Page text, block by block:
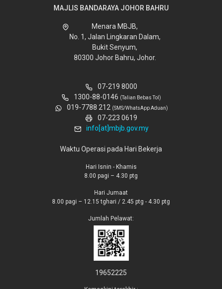
MAJLIS BANDARAYA JOHOR BAHRU
Menara MBJB,
No. 1, Jalan Lingkaran Dalam,
Bukit Senyum,
80300 Johor Bahru, Johor.
07-219 8000
1300-88-0146 (Talian Bebas Tol)
019-7788 212 (SMS/WhatsApp Aduan)
07-223 0619
info[at]mbjb.gov.my
Waktu Operasi pada Hari Bekerja
Hari Isnin - Khamis
8.00 pagi – 4.30 ptg
Hari Jumaat
8.00 pagi – 12.15 tghari / 2.45 ptg - 4.30 ptg
Jumlah Pelawat:
19652225